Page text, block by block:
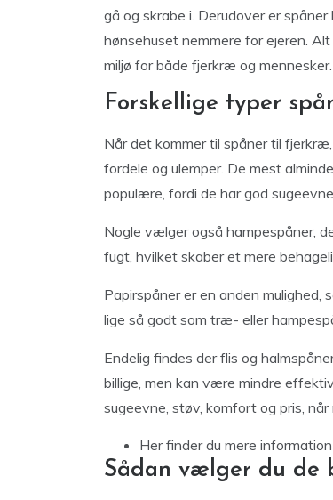
gå og skrabe i. Derudover er
hønsehuset nemmere for ejeren.
miljø for både fjerkræ og mennesker.
Forskellige typer
Når det kommer til spåner til
fordele og ulemper. De mest
populære, fordi de har god
Nogle vælger også hampespåner,
fugt, hvilket skaber et mere
Papirspåner er en anden mulighed,
lige så godt som træ- eller
Endelig findes der flis og
billige, men kan være mindre
sugeevne, støv, komfort og pris,
Herfinder du mere
Sådan vælger du de